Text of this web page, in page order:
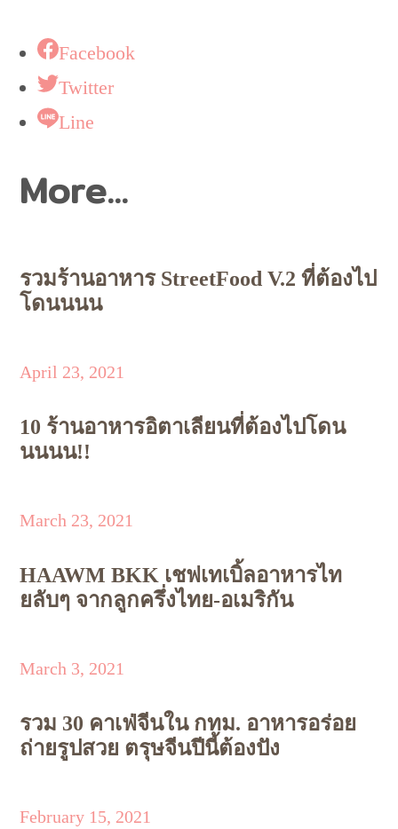
Facebook
Twitter
Line
More...
รวมร้านอาหาร StreetFood V.2 ที่ต้องไป
โดนนนน
April 23, 2021
10 ร้านอาหารอิตาเลียนที่ต้องไปโดน
นนนน!!
March 23, 2021
HAAWM BKK เชฟเทเบิ้ลอาหารไท
ยลับๆ จากลูกครึ่งไทย-อเมริกัน
March 3, 2021
รวม 30 คาเฟ่จีนใน กทม. อาหารอร่อย
ถ่ายรูปสวย ตรุษจีนปีนี้ต้องปัง
February 15, 2021